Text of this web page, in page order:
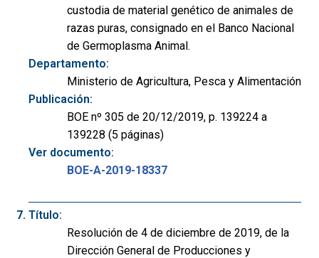
custodia de material genético de animales de
razas puras, consignado en el Banco Nacional
de Germoplasma Animal.
Departamento:
Ministerio de Agricultura, Pesca y Alimentación
Publicación:
BOE nº 305 de 20/12/2019, p. 139224 a
139228 (5 páginas)
Ver documento:
BOE-A-2019-18337
Título:
Resolución de 4 de diciembre de 2019, de la
Dirección General de Producciones y